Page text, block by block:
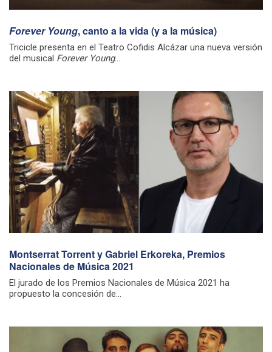
Forever Young, canto a la vida (y a la música)
Tricicle presenta en el Teatro Cofidis Alcázar una nueva versión
del musical Forever Young...
Montserrat Torrent y Gabriel Erkoreka, Premios
Nacionales de Música 2021
El jurado de los Premios Nacionales de Música 2021 ha
propuesto la concesión de...